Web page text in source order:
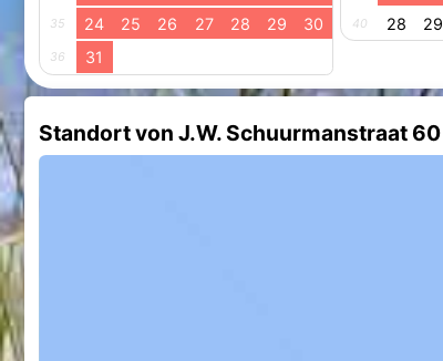
35 24 25 26 27 28 29 30
36 31
40 28 29
Standort von J.W. Schuurmanstraat 60